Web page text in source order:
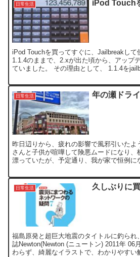
日常生活 iPod Touch
iPod Touchを買ってすぐに、Jailbreakして
1.1.4のままで、2.xが出た頃から、アップ
ていました。 その理由として、 1.1.4を
日常生活 年の瀬ドラ
昨日辺りから、疲れの影響で風邪引いたよ
さんと子供が喧嘩して険悪ムードになり、
漂っていたが、予定通り、我が家で恒例に
日常生活 久しぶりに
福島原発と超巨大地震のタイトルに釣られ
誌Newton(Newton (ニュートン) 2011年 06
わらず、綺麗なイラストで、わかりやすい